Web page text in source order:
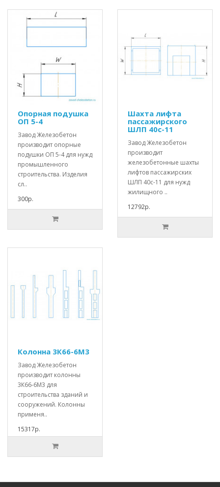
Опорная подушка
ОП 5-4
Завод Железобетон
производит опорные
подушки ОП 5-4 для нужд
промышленного
строительства. Изделия
сл..
300р.
Шахта лифта
пассажирского
ШЛП 40с-11
Завод Железобетон
производит
железобетонные шахты
лифтов пассажирских
ШЛП 40с-11 для нужд
жилищного ..
12792р.
Колонна 3К66-6М3
Завод Железобетон
производит колонны
3К66-6М3 для
строительства зданий и
сооружений. Колонны
применя..
15317р.